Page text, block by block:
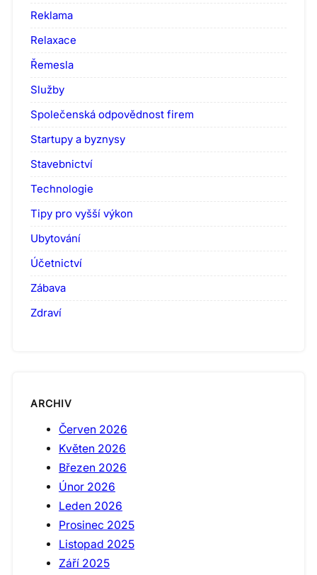
Reklama
Relaxace
Řemesla
Služby
Společenská odpovědnost firem
Startupy a byznysy
Stavebnictví
Technologie
Tipy pro vyšší výkon
Ubytování
Účetnictví
Zábava
Zdraví
ARCHIV
Červen 2026
Květen 2026
Březen 2026
Únor 2026
Leden 2026
Prosinec 2025
Listopad 2025
Září 2025